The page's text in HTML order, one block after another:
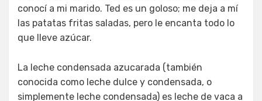
conocí a mi marido. Ted es un goloso; me deja a mí
las patatas fritas saladas, pero le encanta todo lo
que lleve azúcar.
La leche condensada azucarada (también
conocida como leche dulce y condensada, o
simplemente leche condensada) es leche de vaca a